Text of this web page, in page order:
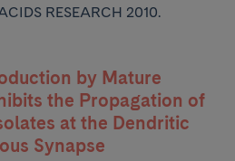
RESEARCH 2010.
by Mature
the Propagation of
at the Dendritic
Synapse